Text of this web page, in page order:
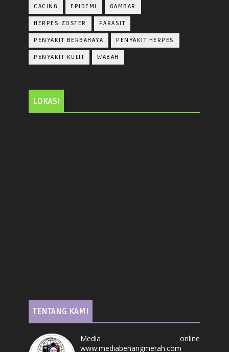
CACING EPIDEMI GAMBAR
HERPES ZOSTER PARASIT
PENYAKIT BERBAHAYA PENYAKIT HERPES
PENYAKIT KULIT WABAH
LOKASI
TENTANG KAMI
Media online
www.mediabenangmerah.com